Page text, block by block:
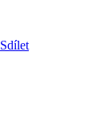
Sdílet